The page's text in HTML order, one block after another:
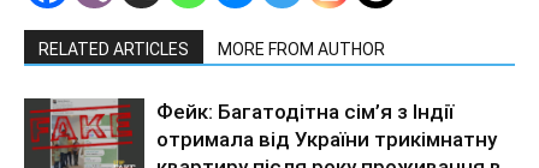
RELATED ARTICLES MORE FROM AUTHOR
Фейк: Багатодітна сім’я з Індії
отримала від України трикімнатну